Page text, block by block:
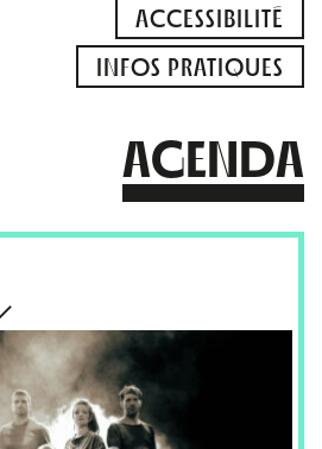
ACCESSIBILITÉ
INFOS PRATIQUES
AGENDA